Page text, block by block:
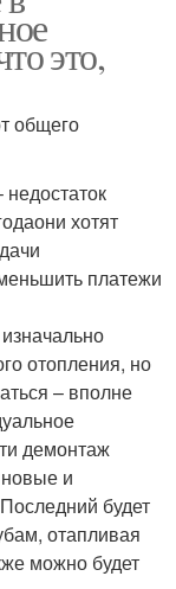
это,
общего
недостаток
хотят
платежи
отопления, но
– вполне
демонтаж
и
будет
отапливая
можно будет